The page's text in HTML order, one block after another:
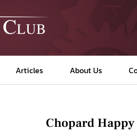
Articles About Us
Chopard